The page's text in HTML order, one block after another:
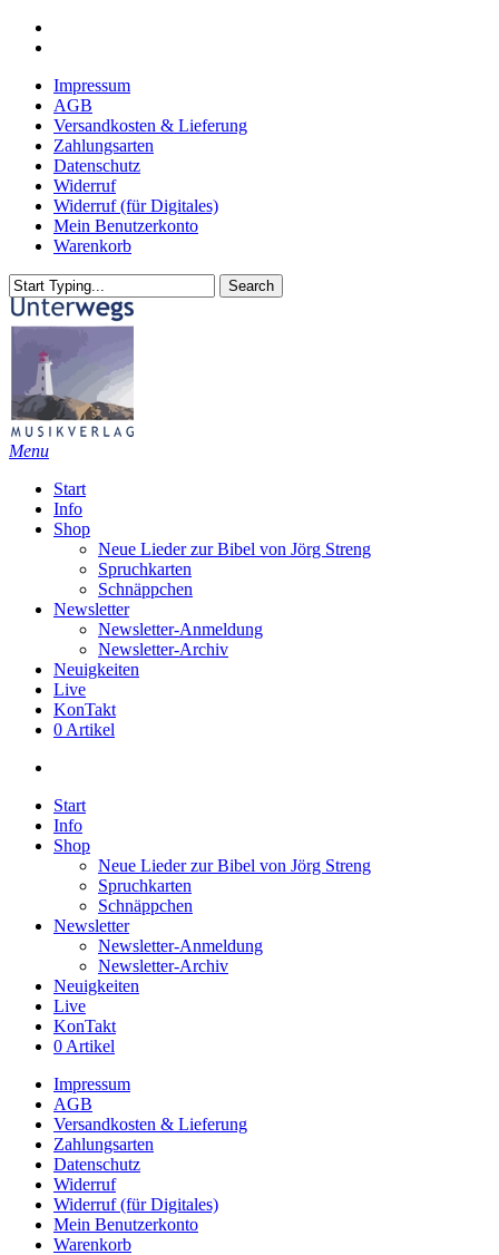
Skip
contentImpressum
AGB
Versandkosten & Lieferung
Zahlungsarten
Datenschutz
Widerruf
Widerruf (für Digitales)
Mein Benutzerkonto
Warenkorb
Search
Close
Search
search
Menu
Start
Info
Shop
Neue Lieder zur Bibel von Jörg Streng
Spruchkarten
Schnäppchen
Newsletter
Newsletter-Anmeldung
Newsletter-Archiv
Neuigkeiten
Live
KonTakt
0 Artikel
Start
Info
Shop
Neue Lieder zur Bibel von Jörg Streng
Spruchkarten
Schnäppchen
Newsletter
Newsletter-Anmeldung
Newsletter-Archiv
Neuigkeiten
Live
KonTakt
0 Artikel
Impressum
AGB
Versandkosten & Lieferung
Zahlungsarten
Datenschutz
Widerruf
Widerruf (für Digitales)
Mein Benutzerkonto
Warenkorb